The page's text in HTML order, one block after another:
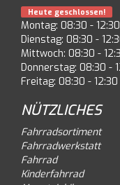
Heute geschlossen!
Montag: 08:30 -
Dienstag: 08:30 -
Mittwoch: 08:30 -
Donnerstag: 08:30 -
Freitag: 08:30 -
NÜTZLICHES
Fahrradsortiment
Fahrradwerkstatt
Fahrrad
Kinderfahrrad